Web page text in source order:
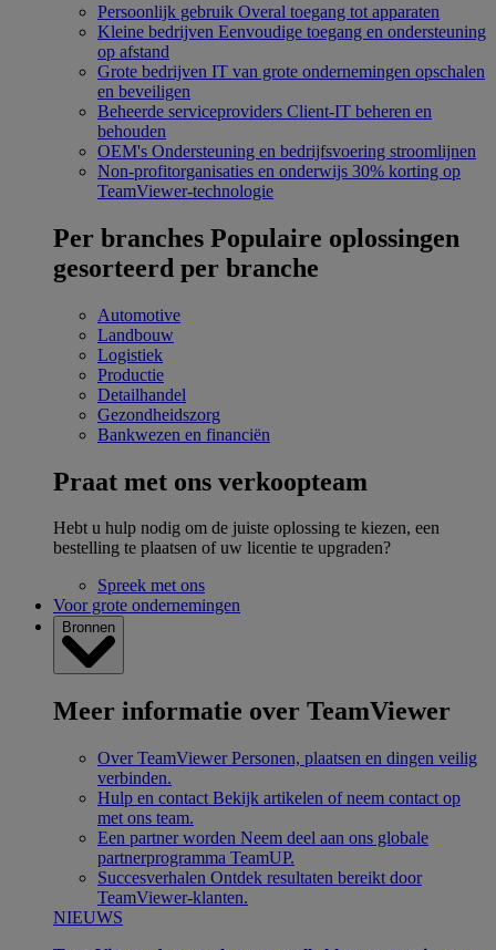
Persoonlijk gebruik Overal toegang tot apparaten
Kleine bedrijven Eenvoudige toegang en ondersteuning
op afstand
Grote bedrijven IT van grote ondernemingen opschalen
en beveiligen
Beheerde serviceproviders Client-IT beheren en
behouden
OEM's Ondersteuning en bedrijfsvoering stroomlijnen
Non-profitorganisaties en onderwijs 30% korting op
TeamViewer-technologie
Per branches Populaire oplossingen
gesorteerd per branche
Automotive
Landbouw
Logistiek
Productie
Detailhandel
Gezondheidszorg
Bankwezen en financiën
Praat met ons verkoopteam
Hebt u hulp nodig om de juiste oplossing te kiezen, een
bestelling te plaatsen of uw licentie te upgraden?
Spreek met ons
Voor grote ondernemingen
Bronnen
Meer informatie over TeamViewer
Over TeamViewer Personen, plaatsen en dingen veilig
verbinden.
Hulp en contact Bekijk artikelen of neem contact op
met ons team.
Een partner worden Neem deel aan ons globale
partnerprogramma TeamUP.
Succesverhalen Ontdek resultaten bereikt door
TeamViewer-klanten.
NIEUWS